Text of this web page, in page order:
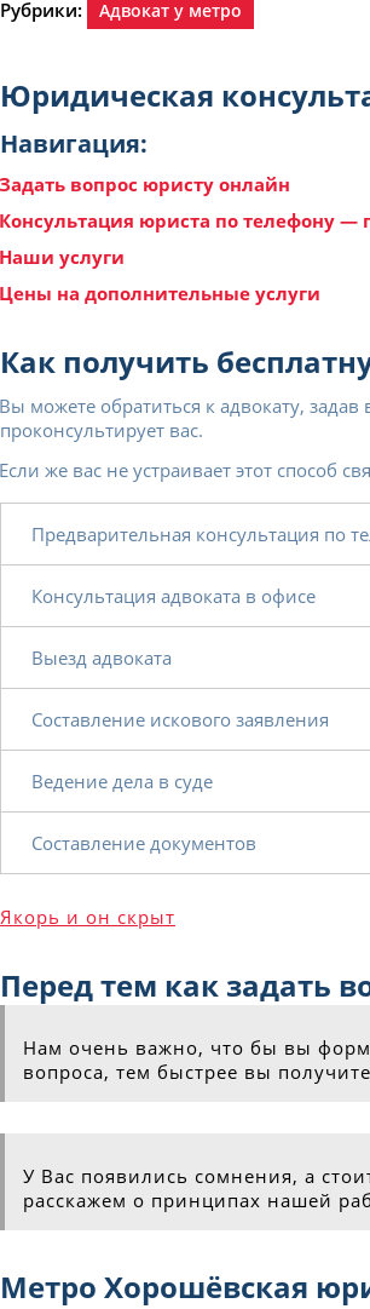
Рубрики: Адвокат у метро
Юридическая
Навигация:
Задать вопрос юристу онлайн
Консультация юриста по телефону —
Наши услуги
Цены на дополнительные услуги
Как получить
Вы можете обратиться к адвокату,
проконсультирует вас.
Если же вас не устраивает этот способ
Предварительная консультация по
Консультация адвоката в офисе
Выезд адвоката
Составление искового заявления
Ведение дела в суде
Составление документов
Якорь и он скрыт
Перед тем как задать
Нам очень важно, что бы вы
вопроса, тем быстрее вы
У Вас появились сомнения, а
расскажем о принципах нашей
Метро Хорошёвская